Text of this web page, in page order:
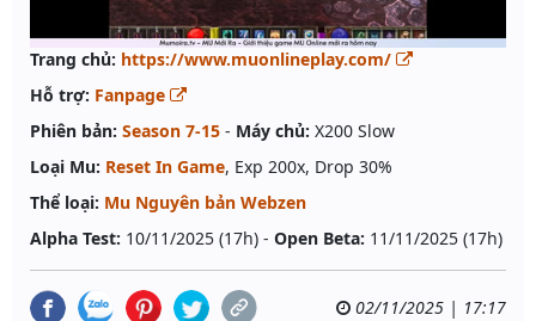
Trang chủ: https://www.muonlineplay.com/
Hỗ trợ: Fanpage
Phiên bản: Season 7-15 - Máy chủ: X200 Slow
Loại Mu: Reset In Game, Exp 200x, Drop 30%
Thể loại: Mu Nguyên bản Webzen
Alpha Test: 10/11/2025 (17h) - Open Beta: 11/11/2025 (17h)
02/11/2025 | 17:17